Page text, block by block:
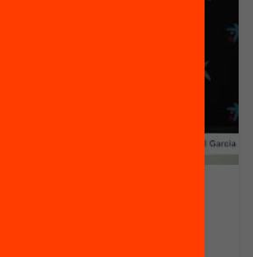
més enllà de
| Taula de